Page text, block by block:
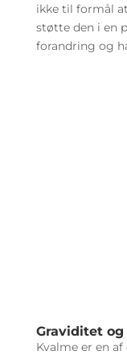
ikke til formål
støtte den i en
forandring og
Graviditet
Kvalme er en